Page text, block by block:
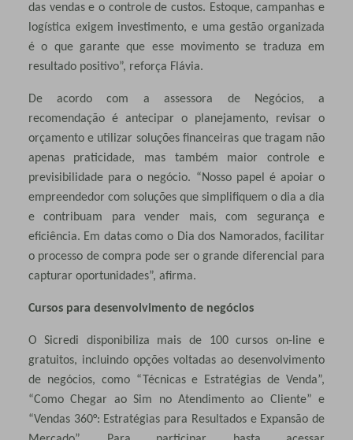
das vendas e o controle de custos. Estoque, campanhas e
logística exigem investimento, e uma gestão organizada
é o que garante que esse movimento se traduza em
resultado positivo”, reforça Flávia.
De acordo com a assessora de Negócios, a
recomendação é antecipar o planejamento, revisar o
orçamento e utilizar soluções financeiras que tragam não
apenas praticidade, mas também maior controle e
previsibilidade para o negócio. “Nosso papel é apoiar o
empreendedor com soluções que simplifiquem o dia a dia
e contribuam para vender mais, com segurança e
eficiência. Em datas como o Dia dos Namorados, facilitar
o processo de compra pode ser o grande diferencial para
capturar oportunidades”, afirma.
Cursos para desenvolvimento de negócios
O Sicredi disponibiliza mais de 100 cursos on-line e
gratuitos, incluindo opções voltadas ao desenvolvimento
de negócios, como “Técnicas e Estratégias de Venda”,
“Como Chegar ao Sim no Atendimento ao Cliente” e
“Vendas 360°: Estratégias para Resultados e Expansão de